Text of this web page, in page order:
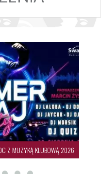
Z MUZYKĄ KLUBOWĄ 2026